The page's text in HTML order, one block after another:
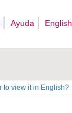
Ayuda English
to view it in English?